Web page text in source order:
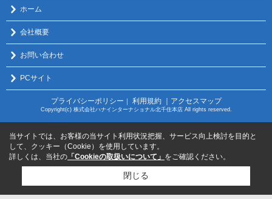
ホーム
会社概要
お問い合わせ
PCサイト
プライバシーポリシー ｜ 利用規約 ｜アクセスマップ
Copyright(c) 株式会社ハナインターナショナル北千住本店 All rights reserved.
当サイトでは、お客様の当サイト利用状況把握、サービス向上検討を目的と
して、クッキー（Cookie）を使用しています。
詳しくは、当社の 「Cookieの取扱いについて」 をご確認ください。
閉じる